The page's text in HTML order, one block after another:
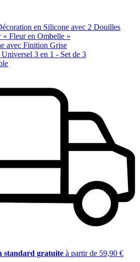
en Silicone avec 2 Douilles
« Fleur en Ombelle »
avec Finition Grise
3 en 1 - Set de 3
standard gratuite à partir de 59,90 €